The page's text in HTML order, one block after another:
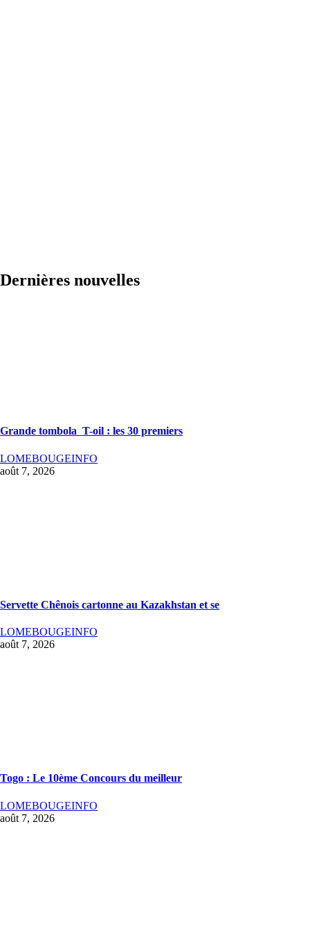
Dernières nouvelles
Grande tombola T-oil : les 30 premiers
LOMEBOUGEINFO
août 7, 2026
Servette Chênois cartonne au Kazakhstan et se
LOMEBOUGEINFO
août 7, 2026
Togo : Le 10ème Concours du meilleur
LOMEBOUGEINFO
août 7, 2026